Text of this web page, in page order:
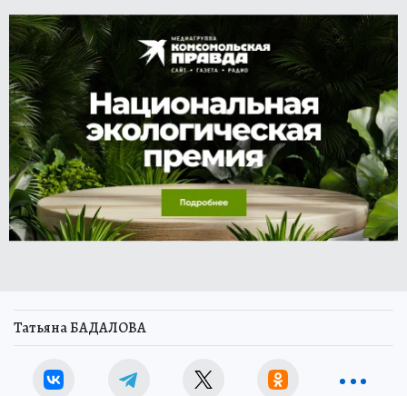
Татьяна БАДАЛОВА